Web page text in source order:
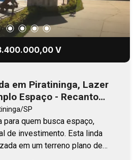
V
em Piratininga, Lazer
Espaço - Recanto
SP
para quem busca espaço,
Esta linda
em um terreno plano de